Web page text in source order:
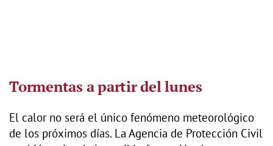
Tormentas a partir del lunes
El calor no será el único fenómeno meteorológico
de los próximos días. La Agencia de Protección Civil